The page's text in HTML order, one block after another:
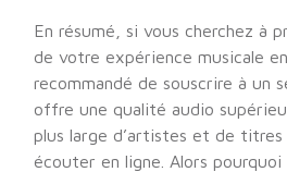
En résumé, si vous cherchez à
de votre expérience musicale
recommandé de souscrire à un
offre une qualité audio
plus large d’artistes et de titres
écouter en ligne. Alors pourquoi